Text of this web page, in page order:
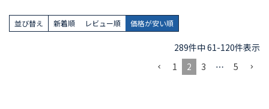
並び替え 新着順 レビュー順 価格が安い順
289件中61-120件表示
1
2 3 … 5